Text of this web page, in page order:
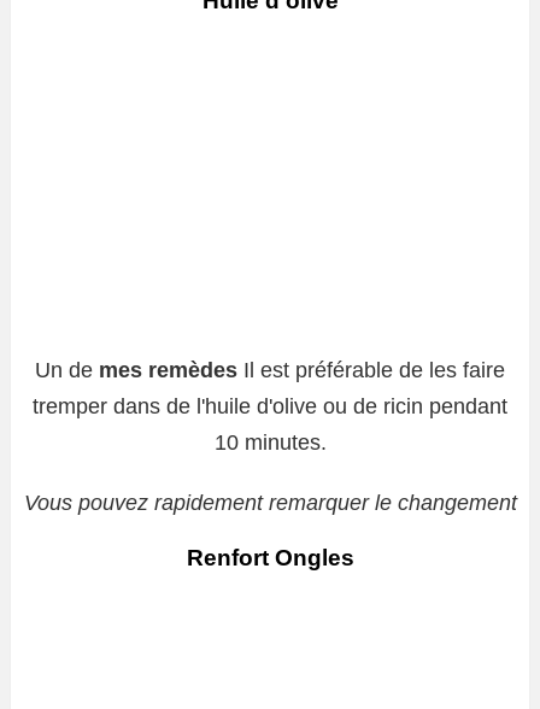
Un de mes remèdes Il est préférable de les faire
tremper dans de l'huile d'olive ou de ricin pendant
10 minutes.
Vous pouvez rapidement remarquer le changement
Renfort Ongles